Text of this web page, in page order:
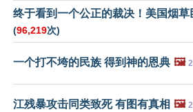
终于看到一个公正的裁决！美国烟草
(96,219次)
一个打不垮的民族 得到神的恩典 🖼️
江残暴攻击同类致死 有图有真相 🖼️